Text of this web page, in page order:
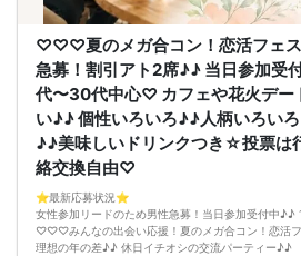
男女調整のため規定のキャンセルポリシーが適用さ
み願います。
お席の確保等を行っております運営都合上、ご理解
最少催行人数2対2～
ただし当日欠席による人数減少は不可抗力のため返
本イベントは貴重な同世代との出会いの場です。
上記同意了承の上お申し込みいただいたとみなしま
イベント当日、イベントの進行をスムーズにする為
ださい。
♡♡♡夏のメガ合コン！恋活フ
急募！割引アト2席♪♪ 当日参加受
代〜30代中心♡ カフェや花火デー
い♪♪ 個性いろいろ♪♪人柄いろい
♪♪美味しいドリンクつき☆投票は
絡交換自由♡
⭐️最新応募状況⭐️
女性参加リードのため男性急募！当日参加受付中♪♪
♡♡♡みんなの出会い応援！夏のメガ合コン！恋
理想の年の差♪♪ 休日イチオシの交流パーティー♪♪